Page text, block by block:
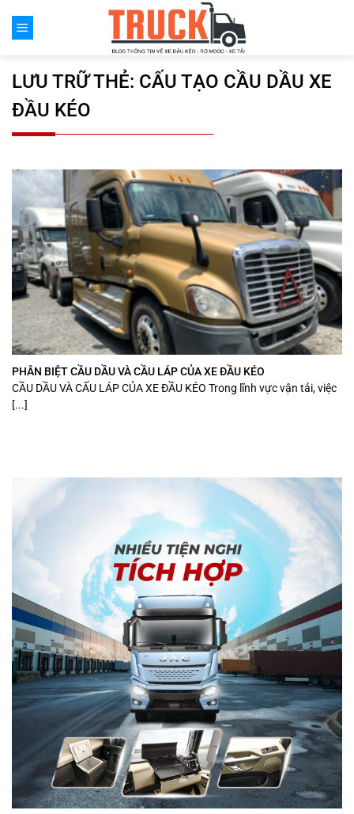
đến
LƯU TRỮ THẺ: CẤU TẠO CẦU DẦU XE
ĐẦU KÉO
PHÂN BIỆT CẦU DẦU VÀ CẦU LÁP CỦA XE ĐẦU KÉO
CẦU DẦU VÀ CẤU LÁP CỦA XE ĐẦU KÉO Trong lĩnh vực vận tải, việc
[...]